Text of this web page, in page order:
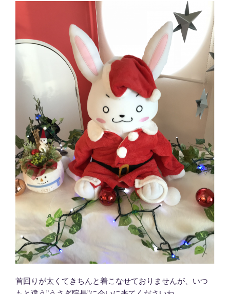
首回りが太くてきちんと着こなせておりませんが、いつ